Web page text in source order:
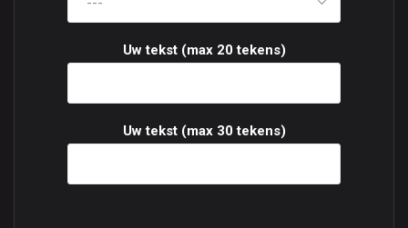
Uw tekst (max 20 tekens)
Uw tekst (max 30 tekens)